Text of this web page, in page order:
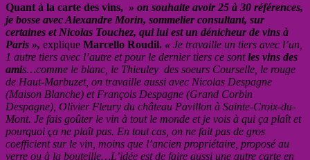
Quant à la carte des vins, » on souhaite avoir 25 à 30 références,
je bosse avec Alexandre Morin, sommelier consultant, sur
certaines et Nicolas Touchez, qui lui est un dénicheur de vins à
Paris », explique Marcello Roudil. « Je travaille un tiers avec l’un,
1 autre tiers avec l’autre et pour le dernier tiers ce sontles vins des
amis…comme le blanc, le Thieuley des soeurs Courselle, le rouge
de Haut-Marbuzet, on travaille aussi avec Nicolas Despagne
(Maison Blanche) et François Despagne (Grand Corbin
Despagne), Olivier Fleury du château Pavillon à Sainte-Croix-du-
Mont. Je fais goûter le vin à tout le monde et je vois à qui ça plaît et
pourquoi ça ne plaît pas. En tout cas, on ne fait pas de gros
coefficient sur le vin, moins que l’ancien propriétaire, proposé au
verre ou à la bouteille…L’idée est de faire aussi une autre carte en